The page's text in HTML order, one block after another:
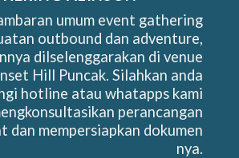
umum event gathering
outbound dan adventure,
dilselenggarakan di venue
Hill Puncak. Silahkan anda
hotline atau whatapps kami
perancangan
dan mempersiapkan dokumen
nya.